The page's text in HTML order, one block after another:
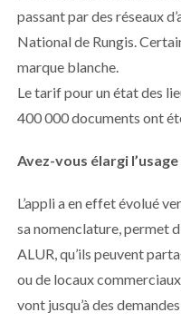
passant par des réseaux
National de Rungis.
marque blanche.
Le tarif pour un état des
400 000 documents ont
Avez-vous élargi
L’appli a en effet évolué
sa nomenclature, permet
ALUR, qu’ils peuvent
ou de locaux
vont jusqu’à des